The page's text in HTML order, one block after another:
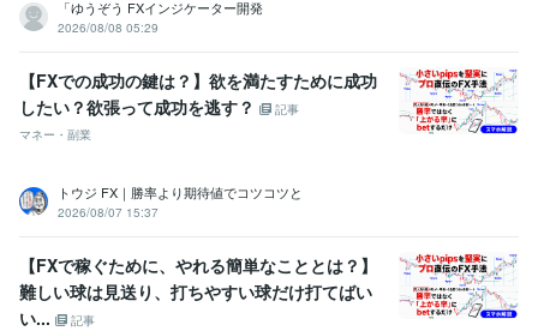
​「ゆうぞう FXインジケーター開発
2026/08/08 05:29
【FXでの成功の鍵は？】欲を満たすために成功
したい？欲張って成功を逃す？
記事
マネー・副業
トウジ FX｜勝率より期待値でコツコツと
2026/08/07 15:37
【FXで稼ぐために、やれる簡単なこととは？】
難しい球は見送り、打ちやすい球だけ打てばい
い...
記事